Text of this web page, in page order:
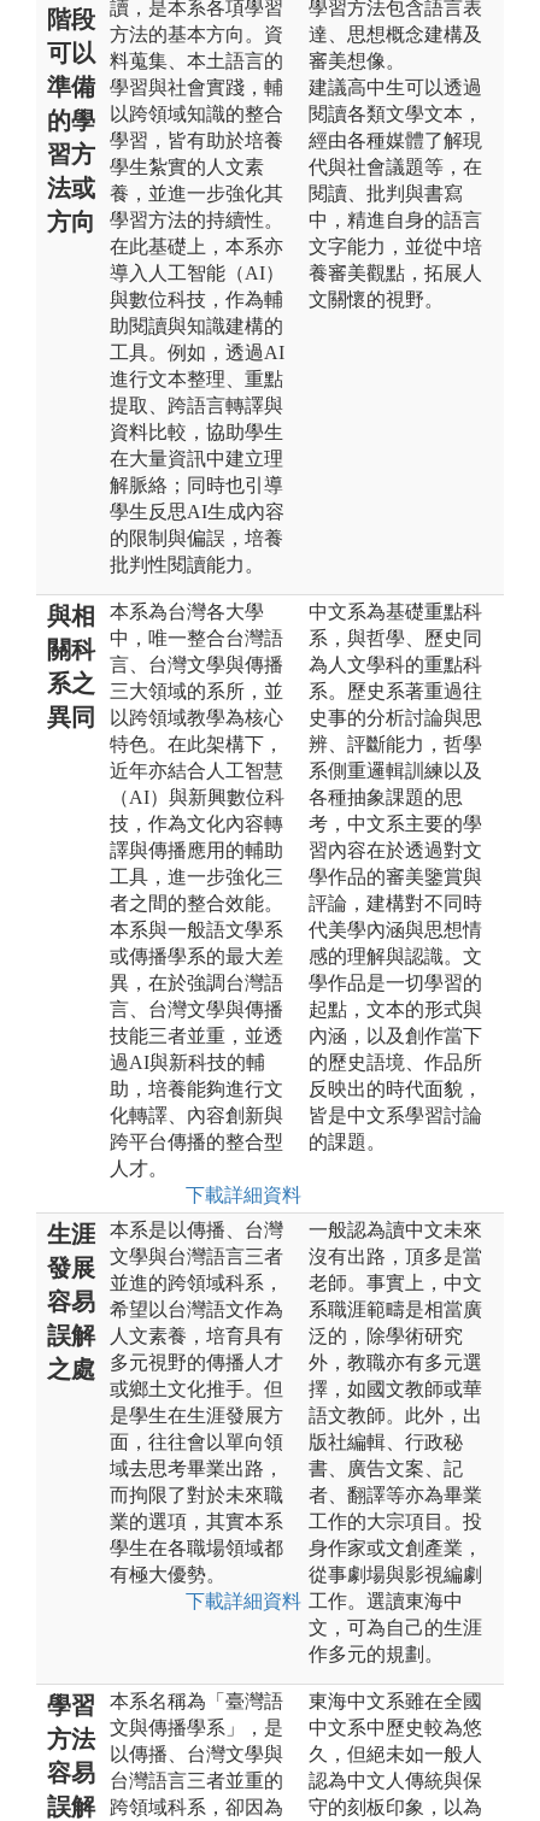
階段
可以
準備
的學
習方
法或
方向
讀，是本系各項學習
方法的基本方向。資
料蒐集、本土語言的
學習與社會實踐，輔
以跨領域知識的整合
學習，皆有助於培養
學生紮實的人文素
養，並進一步強化其
學習方法的持續性。
在此基礎上，本系亦
導入人工智能（AI）
與數位科技，作為輔
助閱讀與知識建構的
工具。例如，透過AI
進行文本整理、重點
提取、跨語言轉譯與
資料比較，協助學生
在大量資訊中建立理
解脈絡；同時也引導
學生反思AI生成內容
的限制與偏誤，培養
批判性閱讀能力。
學習方法包含語言表
達、思想概念建構及
審美想像。
建議高中生可以透過
閱讀各類文學文本，
經由各種媒體了解現
代與社會議題等，在
閱讀、批判與書寫
中，精進自身的語言
文字能力，並從中培
養審美觀點，拓展人
文關懷的視野。
與相
關科
系之
異同
本系為台灣各大學
中，唯一整合台灣語
言、台灣文學與傳播
三大領域的系所，並
以跨領域教學為核心
特色。在此架構下，
近年亦結合人工智慧
（AI）與新興數位科
技，作為文化內容轉
譯與傳播應用的輔助
工具，進一步強化三
者之間的整合效能。
本系與一般語文學系
或傳播學系的最大差
異，在於強調台灣語
言、台灣文學與傳播
技能三者並重，並透
過AI與新科技的輔
助，培養能夠進行文
化轉譯、內容創新與
跨平台傳播的整合型
人才。
下載詳細資料
中文系為基礎重點科
系，與哲學、歷史同
為人文學科的重點科
系。歷史系著重過往
史事的分析討論與思
辨、評斷能力，哲學
系側重邏輯訓練以及
各種抽象課題的思
考，中文系主要的學
習內容在於透過對文
學作品的審美鑒賞與
評論，建構對不同時
代美學內涵與思想情
感的理解與認識。文
學作品是一切學習的
起點，文本的形式與
內涵，以及創作當下
的歷史語境、作品所
反映出的時代面貌，
皆是中文系學習討論
的課題。
生涯
發展
容易
誤解
之處
本系是以傳播、台灣
文學與台灣語言三者
並進的跨領域科系，
希望以台灣語文作為
人文素養，培育具有
多元視野的傳播人才
或鄉土文化推手。但
是學生在生涯發展方
面，往往會以單向領
域去思考畢業出路，
而拘限了對於未來職
業的選項，其實本系
學生在各職場領域都
有極大優勢。
下載詳細資料
一般認為讀中文未來
沒有出路，頂多是當
老師。事實上，中文
系職涯範疇是相當廣
泛的，除學術研究
外，教職亦有多元選
擇，如國文教師或華
語文教師。此外，出
版社編輯、行政秘
書、廣告文案、記
者、翻譯等亦為畢業
工作的大宗項目。投
身作家或文創產業，
從事劇場與影視編劇
工作。選讀東海中
文，可為自己的生涯
作多元的規劃。
學習
方法
容易
誤解
本系名稱為「臺灣語
文與傳播學系」，是
以傳播、台灣文學與
台灣語言三者並重的
跨領域科系，卻因為
東海中文系雖在全國
中文系中歷史較為悠
久，但絕未如一般人
認為中文人傳統與保
守的刻板印象，以為